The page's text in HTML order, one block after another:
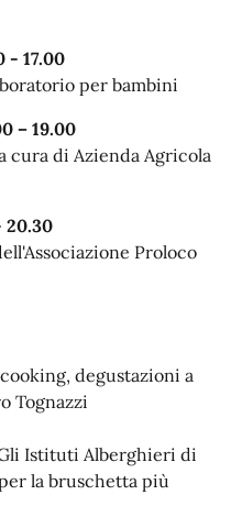
- 17.00
per bambini
– 19.00
cura di Azienda Agricola
20.30
Proloco
degustazioni a
Tognazzi
Istituti Alberghieri di
la bruschetta più